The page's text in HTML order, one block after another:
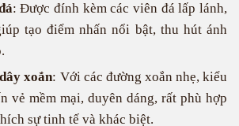
: Được đính kèm các viên đá lấp lánh,
tạo điểm nhấn nổi bật, thu hút ánh
xoắn: Với các đường xoắn nhẹ, kiểu
vẻ mềm mại, duyên dáng, rất phù hợp
sự tinh tế và khác biệt.